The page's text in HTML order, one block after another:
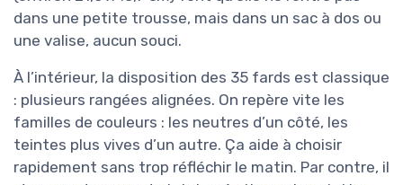
dans une petite trousse, mais dans un sac à dos ou
une valise, aucun souci.
À l’intérieur, la disposition des 35 fards est classique
: plusieurs rangées alignées. On repère vite les
familles de couleurs : les neutres d’un côté, les
teintes plus vives d’un autre. Ça aide à choisir
rapidement sans trop réfléchir le matin. Par contre, il